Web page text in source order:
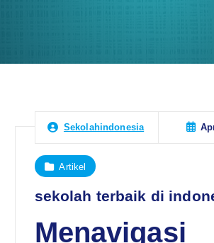
Sekolahindonesia
Artikel
sekolah terbaik di
Menavigasi